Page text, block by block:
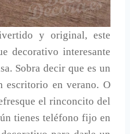
y original, este
decorativo interesante
Sobra decir que es un
escritorio en verano. O
el rinconcito del
tienes teléfono fijo en